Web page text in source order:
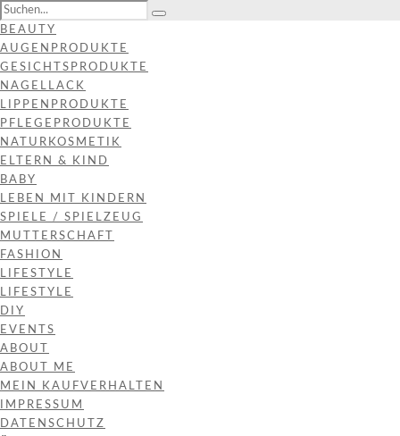
BEAUTY
AUGENPRODUKTE
GESICHTSPRODUKTE
NAGELLACK
LIPPENPRODUKTE
PFLEGEPRODUKTE
NATURKOSMETIK
ELTERN & KIND
BABY
LEBEN MIT KINDERN
SPIELE / SPIELZEUG
MUTTERSCHAFT
FASHION
LIFESTYLE
LIFESTYLE
DIY
EVENTS
ABOUT
ABOUT ME
MEIN KAUFVERHALTEN
IMPRESSUM
DATENSCHUTZ